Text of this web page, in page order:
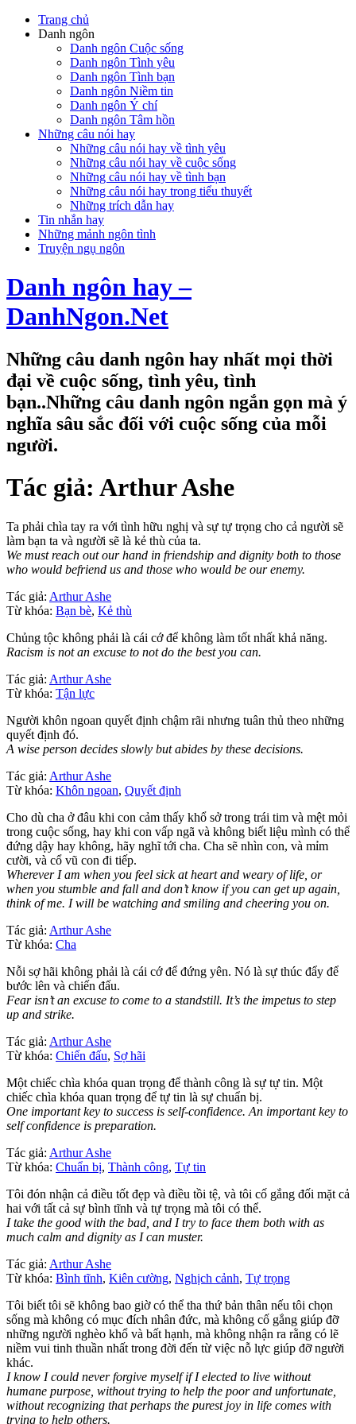
Trang chủ
Danh ngôn
Danh ngôn Cuộc sống
Danh ngôn Tình yêu
Danh ngôn Tình bạn
Danh ngôn Niềm tin
Danh ngôn Ý chí
Danh ngôn Tâm hồn
Những câu nói hay
Những câu nói hay về tình yêu
Những câu nói hay về cuộc sống
Những câu nói hay về tình bạn
Những câu nói hay trong tiểu thuyết
Những trích dẫn hay
Tin nhắn hay
Những mảnh ngôn tình
Truyện ngụ ngôn
Danh ngôn hay –
DanhNgon.Net
Những câu danh ngôn hay nhất mọi thời
đại về cuộc sống, tình yêu, tình
bạn..Những câu danh ngôn ngắn gọn mà ý
nghĩa sâu sắc đối với cuộc sống của mỗi
người.
Tác giả: Arthur Ashe
Ta phải chìa tay ra với tình hữu nghị và sự tự trọng cho cả người sẽ
làm bạn ta và người sẽ là kẻ thù của ta.
We must reach out our hand in friendship and dignity both to those
who would befriend us and those who would be our enemy.
Tác giả: Arthur Ashe
Từ khóa: Bạn bè, Kẻ thù
Chủng tộc không phải là cái cớ để không làm tốt nhất khả năng.
Racism is not an excuse to not do the best you can.
Tác giả: Arthur Ashe
Từ khóa: Tận lực
Người khôn ngoan quyết định chậm rãi nhưng tuân thủ theo những
quyết định đó.
A wise person decides slowly but abides by these decisions.
Tác giả: Arthur Ashe
Từ khóa: Khôn ngoan, Quyết định
Cho dù cha ở đâu khi con cảm thấy khổ sở trong trái tim và mệt mỏi
trong cuộc sống, hay khi con vấp ngã và không biết liệu mình có thể
đứng dậy hay không, hãy nghĩ tới cha. Cha sẽ nhìn con, và mỉm
cười, và cổ vũ con đi tiếp.
Wherever I am when you feel sick at heart and weary of life, or
when you stumble and fall and don’t know if you can get up again,
think of me. I will be watching and smiling and cheering you on.
Tác giả: Arthur Ashe
Từ khóa: Cha
Nỗi sợ hãi không phải là cái cớ để đứng yên. Nó là sự thúc đẩy để
bước lên và chiến đấu.
Fear isn’t an excuse to come to a standstill. It’s the impetus to step
up and strike.
Tác giả: Arthur Ashe
Từ khóa: Chiến đấu, Sợ hãi
Một chiếc chìa khóa quan trọng để thành công là sự tự tin. Một
chiếc chìa khóa quan trọng để tự tin là sự chuẩn bị.
One important key to success is self-confidence. An important key to
self confidence is preparation.
Tác giả: Arthur Ashe
Từ khóa: Chuẩn bị, Thành công, Tự tin
Tôi đón nhận cả điều tốt đẹp và điều tồi tệ, và tôi cố gắng đối mặt cả
hai với tất cả sự bình tĩnh và tự trọng mà tôi có thể.
I take the good with the bad, and I try to face them both with as
much calm and dignity as I can muster.
Tác giả: Arthur Ashe
Từ khóa: Bình tĩnh, Kiên cường, Nghịch cảnh, Tự trọng
Tôi biết tôi sẽ không bao giờ có thể tha thứ bản thân nếu tôi chọn
sống mà không có mục đích nhân đức, mà không cố gắng giúp đỡ
những người nghèo khổ và bất hạnh, mà không nhận ra rằng có lẽ
niềm vui tinh thuần nhất trong đời đến từ việc nỗ lực giúp đỡ người
khác.
I know I could never forgive myself if I elected to live without
humane purpose, without trying to help the poor and unfortunate,
without recognizing that perhaps the purest joy in life comes with
trying to help others.